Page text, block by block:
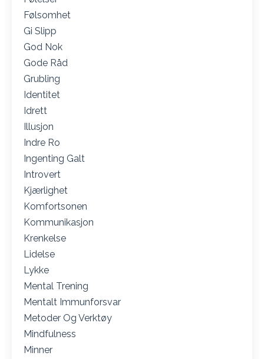
Følsomhet
Gi Slipp
God Nok
Gode Råd
Grubling
Identitet
Idrett
Illusjon
Indre Ro
Ingenting Galt
Introvert
Kjærlighet
Komfortsonen
Kommunikasjon
Krenkelse
Lidelse
Lykke
Mental Trening
Mentalt Immunforsvar
Metoder Og Verktøy
Mindfulness
Minner